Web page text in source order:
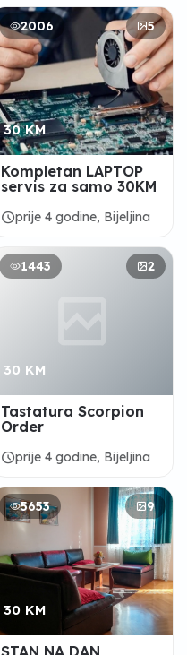
2006 5
30 KM
Kompletan LAPTOP
servis za samo 30KM
scheduleprije 4 godine, Bijeljina
1443 2
30 KM
Tastatura Scorpion
Order
scheduleprije 4 godine, Bijeljina
5653 9
30 KM
STAN NA DAN